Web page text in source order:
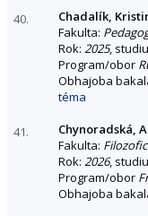
40. Chadalík,
Fakulta:
Rok: 2025,
Program/obor
Obhajoba
téma
41.
Chynoradská,
Fakulta:
Rok: 2026,
Program/obor
Obhajoba